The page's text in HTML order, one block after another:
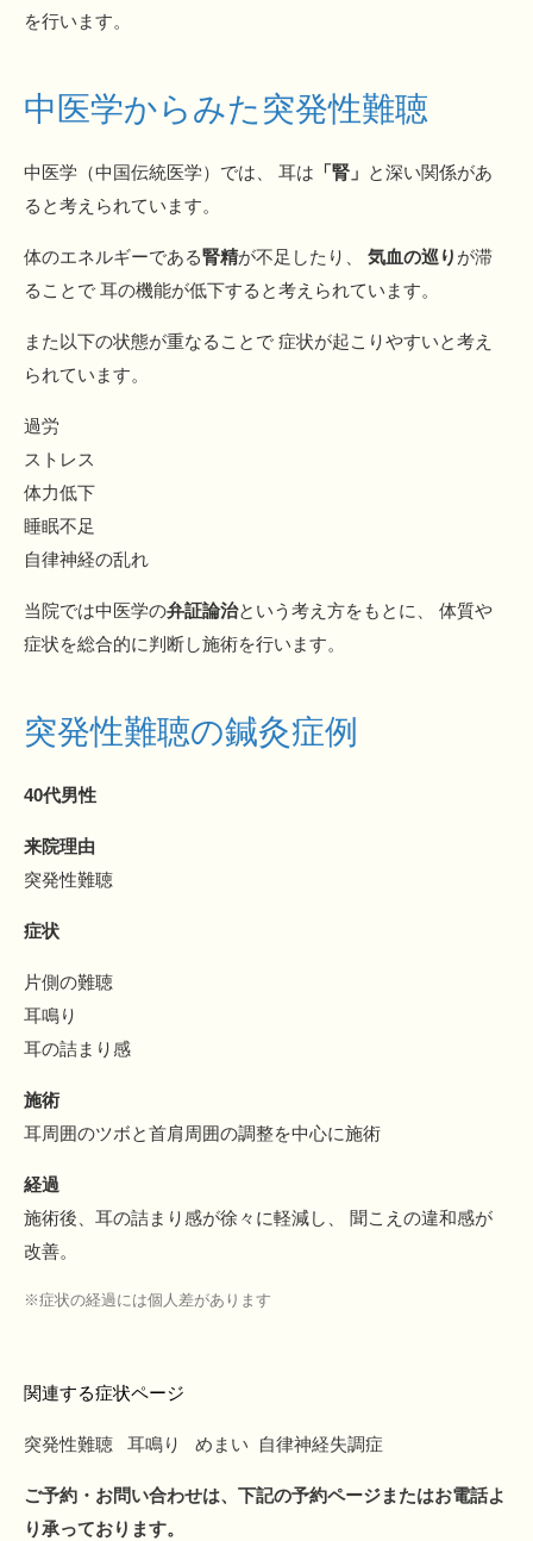
を行います。
中医学からみた突発性難聴
中医学（中国伝統医学）では、 耳は 「腎」 と深い関係があ
ると考えられています。
体のエネルギーである腎精が不足したり、 気血の巡り が滞
ることで 耳の機能が低下すると考えられています。
また以下の状態が重なることで 症状が起こりやすいと考え
られています。
過労
ストレス
体力低下
睡眠不足
自律神経の乱れ
当院では中医学の弁証論治という考え方をもとに、 体質や
症状を総合的に判断し施術を行います。
突発性難聴の鍼灸症例
40代男性
来院理由
突発性難聴
症状
片側の難聴
耳鳴り
耳の詰まり感
施術
耳周囲のツボと首肩周囲の調整を中心に施術
経過
施術後、耳の詰まり感が徐々に軽減し、 聞こえの違和感が
改善。
※症状の経過には個人差があります
関連する症状ページ
突発性難聴 耳鳴り めまい 自律神経失調症
ご予約・お問い合わせは、下記の予約ページまたはお電話よ
り承っております。